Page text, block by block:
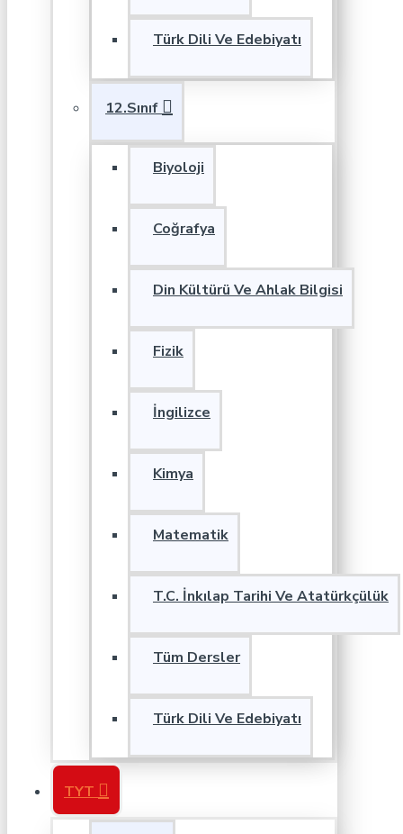
Türk Dili Ve Edebiyatı
12.Sınıf
Biyoloji
Coğrafya
Din Kültürü Ve Ahlak Bilgisi
Fizik
İngilizce
Kimya
Matematik
T.C. İnkılap Tarihi Ve Atatürkçülük
Tüm Dersler
Türk Dili Ve Edebiyatı
TYT